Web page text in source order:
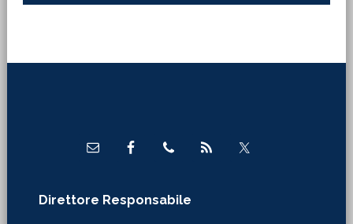
Direttore Responsabile